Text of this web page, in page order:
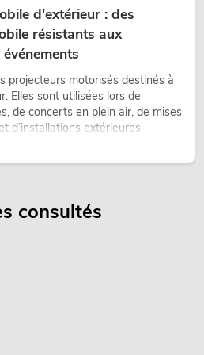
d'extérieur : des
résistants aux
projecteurs motorisés destinés à
Elles sont utilisées lors de
de concerts en plein air, de mises
d’installations extérieures
consultés